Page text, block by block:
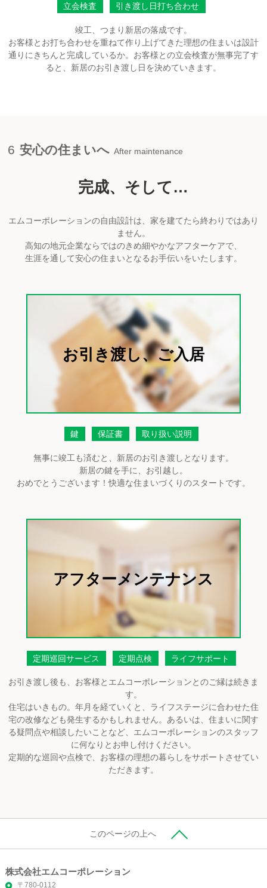
立会検査 引き渡し日打ち合わせ
竣工、つまり新居の落成です。
お客様とお打ち合わせを重ねて作り上げてきた理想の住まいは設計
通りにきちんと完成しているか。お客様との立会検査が無事完了す
ると、新居のお引き渡し日を決めていきます。
6 安心の住まいへ After maintenance
完成、そして…
エムコーポレーションの自由設計は、家を建てたら終わりではあり
ません。
高知の地元企業ならではのきめ細やかなアフターケアで、
生涯を通して安心の住まいとなるお手伝いをいたします。
お引き渡し、ご入居
鍵 保証書 取り扱い説明
無事に竣工も済むと、新居のお引き渡しとなります。
新居の鍵を手に、お引越し。
おめでとうございます！快適な住まいづくりのスタートです。
アフターメンテナンス
定期巡回サービス 定期点検 ライフサポート
お引き渡し後も、お客様とエムコーポレーションとのご縁は続きま
す。
住宅はいきもの。年月を経ていくと、ライフステージに合わせた住
宅の改修なども発生するかもしれません。あるいは、住まいに関す
る疑問点や相談したいことなど、エムコーポレーションのスタッフ
に何なりとお申し付けください。
定期的な巡回や点検で、お客様の理想の暮らしをサポートさせてい
ただきます。
このページの上へ
株式会社エムコーポレーション
〒780-0112